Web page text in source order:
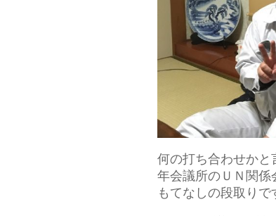
何の打ち合わせか
年会議所のＵＮ関係
もてなしの段取りで